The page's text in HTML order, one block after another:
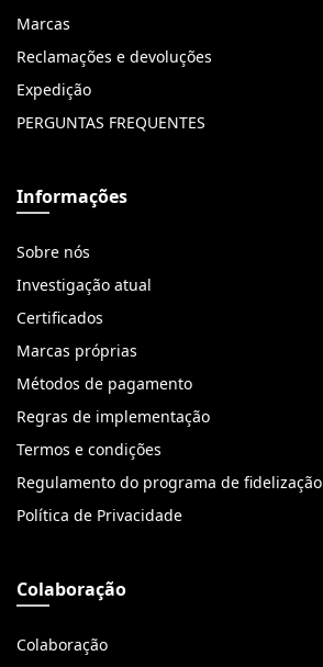
Marcas
Reclamações e devoluções
Expedição
PERGUNTAS FREQUENTES
Informações
Sobre nós
Investigação atual
Certificados
Marcas próprias
Métodos de pagamento
Regras de implementação
Termos e condições
Regulamento do programa de fidelização
Política de Privacidade
Colaboração
Colaboração